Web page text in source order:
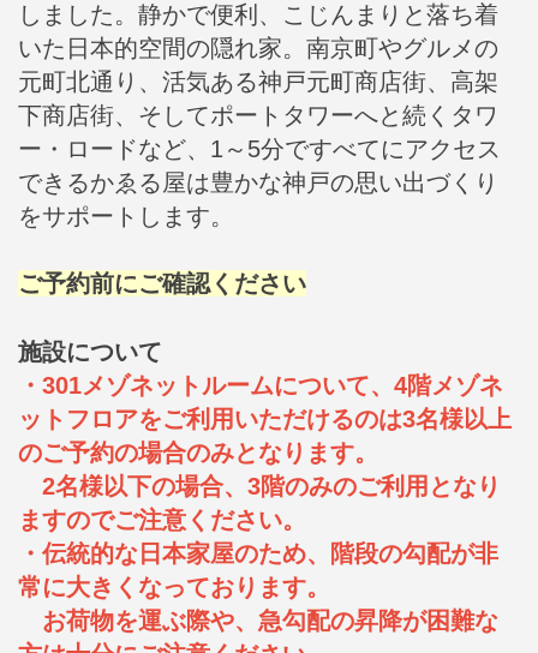
しました。静かで便利、こじんまりと落ち着
いた日本的空間の隠れ家。南京町やグルメの
元町北通り、活気ある神戸元町商店街、高架
下商店街、そしてポートタワーへと続くタワ
ー・ロードなど、1～5分ですべてにアクセス
できるかゑる屋は豊かな神戸の思い出づくり
をサポートします。
ご予約前にご確認ください
施設について
・301メゾネットルームについて、4階メゾネ
ットフロアをご利用いただけるのは3名様以上
のご予約の場合のみとなります。
2名様以下の場合、3階のみのご利用となり
ますのでご注意ください。
・伝統的な日本家屋のため、階段の勾配が非
常に大きくなっております。
お荷物を運ぶ際や、急勾配の昇降が困難な